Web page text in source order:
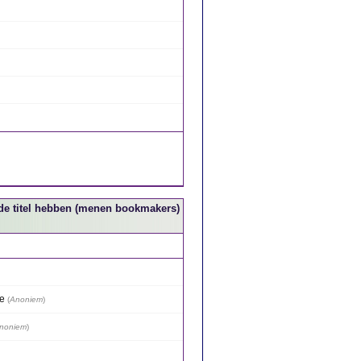
titel hebben (menen bookmakers)
(Anoniem)
)